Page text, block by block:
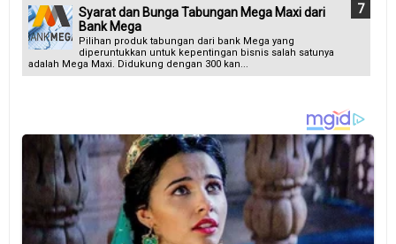
Syarat dan Bunga Tabungan Mega Maxi dari
Bank Mega
Pilihan produk tabungan dari bank Mega yang
diperuntukkan untuk kepentingan bisnis salah satunya
adalah Mega Maxi. Didukung dengan 300 kan...